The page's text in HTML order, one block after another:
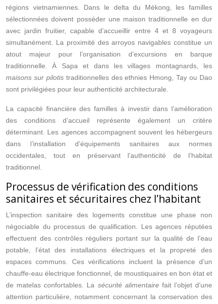
régions vietnamiennes. Dans le delta du Mékong, les familles
sélectionnées doivent posséder une maison traditionnelle en dur
avec jardin fruitier, capable d’accueillir entre 4 et 8 voyageurs
simultanément. La proximité des arroyos navigables constitue un
atout majeur pour l’organisation d’excursions en barque
traditionnelle. À Sapa et dans les villages montagnards, les
maisons sur pilotistraditionnelles des ethnies Hmong, Tay ou Dao
sont privilégiées pour leur authenticité architecturale.
La capacité financière des familles à investir dans l’amélioration
des conditions d’accueil représente également un critère
déterminant. Les agences accompagnent souvent les hébergeurs
dans l’installation d’équipements sanitaires aux normes
occidentales, tout en préservant l’authenticité de l’habitat
traditionnel.
Processus de vérification des conditions
sanitaires et sécuritaires chez l’habitant
L’inspection sanitaire des logements constitue une phase non
négociable du processus de qualification. Les agences réputées
effectuent des contrôles réguliers portant sur la qualité de l’eau
potable, l’état des installations électriques et la propreté des
espaces communs. Ces vérifications incluent la présence d’un
chauffe-eau électrique fonctionnel, de moustiquaires en bon état et
de matelas confortables. La sécurité alimentairefait l’objet d’une
attention particulière, notamment concernant la conservation des